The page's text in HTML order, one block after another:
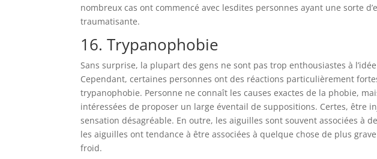
nombreux cas ont commencé avec lesdites personnes ayant une sorte
traumatisante.
16. Trypanophobie
Sans surprise, la plupart des gens ne sont pas trop enthousiastes à
Cependant, certaines personnes ont des réactions particulièrement
trypanophobie. Personne ne connaît les causes exactes de la phobie,
intéressées de proposer un large éventail de suppositions. Certes, être
sensation désagréable. En outre, les aiguilles sont souvent associées à
les aiguilles ont tendance à être associées à quelque chose de plus
froid.